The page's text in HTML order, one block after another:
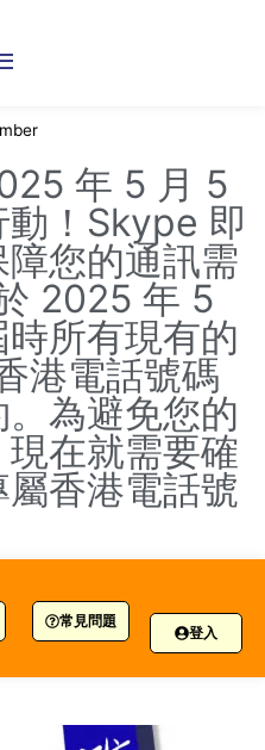
年 5 月 5
動！Skype 即
您的通訊需
2025 年 5
所有現有的
港電話號碼
為避免您的
在就需要確
香港電話號
常見問題
登入